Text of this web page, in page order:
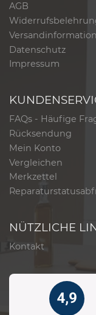
AGB
Datenschutz
Impressum
FAQs - Häufige
Rücksendung
Mein Konto
Vergleichen
Merkzettel
NÜTZLICHE
Kontakt